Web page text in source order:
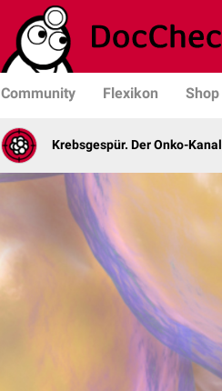
Community Flexikon Shop
Krebsgespür. Der Onko-Kanal